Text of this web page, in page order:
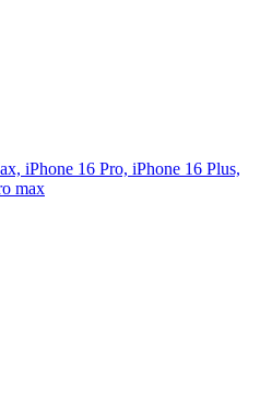
iPhone 16 Pro, iPhone 16 Plus,
max